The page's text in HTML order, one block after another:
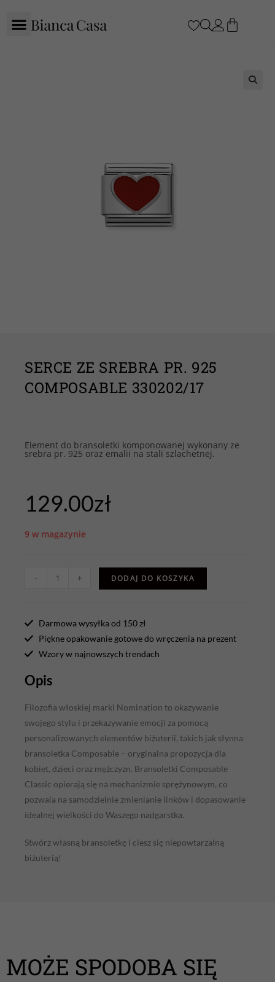
SERCE ZE SREBRA PR. 925
COMPOSABLE 330202/17
Element do bransoletki komponowanej wykonany ze
srebra pr. 925 oraz emalii na stali szlachetnej.
129.00zł
9 w magazynie
- + DODAJ DO KOSZYKA
Darmowa wysyłka od 150 zł
Piękne opakowanie gotowe do wręczenia na prezent
Wzory w najnowszych trendach
Opis
Filozofia włoskiej marki Nomination to okazywanie
swojego stylu i przekazywanie emocji za pomocą
personalizowanych elementów biżuterii, takich jak słynna
bransoletka Composable – oryginalna propozycja dla
kobiet, dzieci oraz mężczyzn. Bransoletki Composable
Classic opierają się na mechanizmie sprężynowym, co
pozwala na samodzielnie zmienianie linków i dopasowanie
idealnej wielkości do Waszego nadgarstka.
Stwórz własną bransoletkę i ciesz się niepowtarzalną
biżuterią!
MOŻE SPODOBA SIĘ